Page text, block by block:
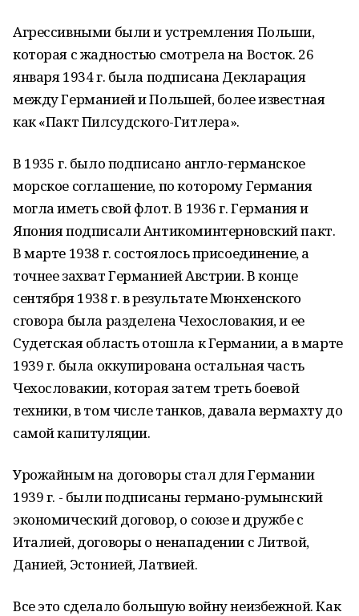
Агрессивными были и устремления Польши,
которая с жадностью смотрела на Восток. 26
января 1934 г. была подписана Декларация
между Германией и Польшей, более известная
как «Пакт Пилсудского-Гитлера».
В 1935 г. было подписано англо-германское
морское соглашение, по которому Германия
могла иметь свой флот. В 1936 г. Германия и
Япония подписали Антикоминтерновский пакт.
В марте 1938 г. состоялось присоединение, а
точнее захват Германией Австрии. В конце
сентября 1938 г. в результате Мюнхенского
сговора была разделена Чехословакия, и ее
Судетская область отошла к Германии, а в марте
1939 г. была оккупирована остальная часть
Чехословакии, которая затем треть боевой
техники, в том числе танков, давала вермахту до
самой капитуляции.
Урожайным на договоры стал для Германии
1939 г. - были подписаны германо-румынский
экономический договор, о союзе и дружбе с
Италией, договоры о ненападении с Литвой,
Данией, Эстонией, Латвией.
Все это сделало большую войну неизбежной. Как